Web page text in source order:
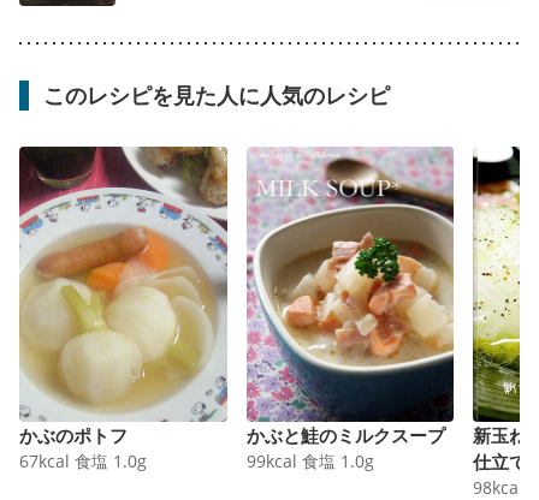
このレシピを見た人に人気のレシピ
かぶのポトフ
67kcal 食塩 1.0g
かぶと鮭のミルクスープ
99kcal 食塩 1.0g
新玉ね
仕立て
98kcal